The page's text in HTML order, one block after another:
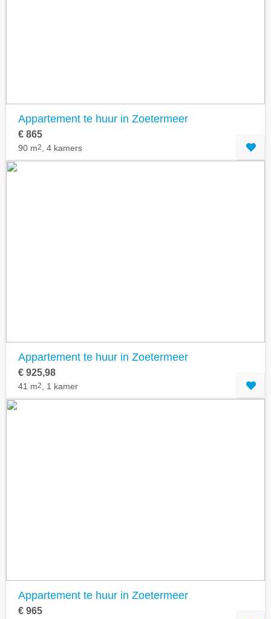
Appartement te huur in Zoetermeer
€ 865
90 m2 , 4 kamers
Appartement te huur in Zoetermeer
€ 925,98
41 m2 , 1 kamer
Appartement te huur in Zoetermeer
€ 965